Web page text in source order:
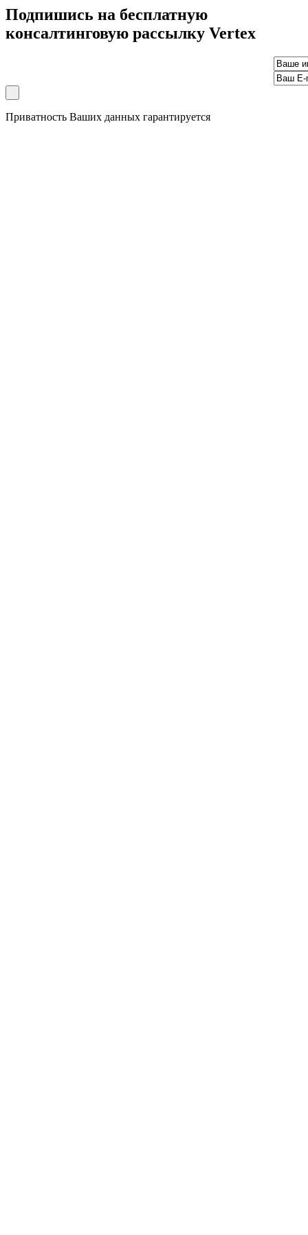
Подпишись на бесплатную
консалтинговую рассылку Vertex
Приватность Ваших данных гарантируется